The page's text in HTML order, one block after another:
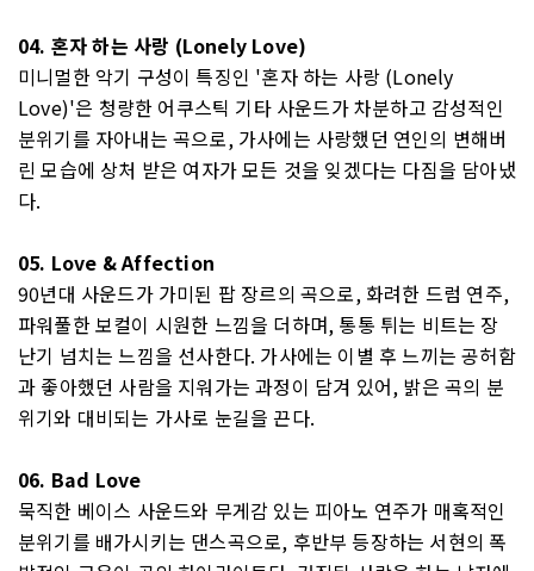
04. 혼자 하는 사랑 (Lonely Love)
미니멀한 악기 구성이 특징인 '혼자 하는 사랑 (Lonely
Love)'은 청량한 어쿠스틱 기타 사운드가 차분하고 감성적인
분위기를 자아내는 곡으로, 가사에는 사랑했던 연인의 변해버
린 모습에 상처 받은 여자가 모든 것을 잊겠다는 다짐을 담아냈
다.
05. Love & Affection
90년대 사운드가 가미된 팝 장르의 곡으로, 화려한 드럼 연주,
파워풀한 보컬이 시원한 느낌을 더하며, 통통 튀는 비트는 장
난기 넘치는 느낌을 선사한다. 가사에는 이별 후 느끼는 공허함
과 좋아했던 사람을 지워가는 과정이 담겨 있어, 밝은 곡의 분
위기와 대비되는 가사로 눈길을 끈다.
06. Bad Love
묵직한 베이스 사운드와 무게감 있는 피아노 연주가 매혹적인
분위기를 배가시키는 댄스곡으로, 후반부 등장하는 서현의 폭